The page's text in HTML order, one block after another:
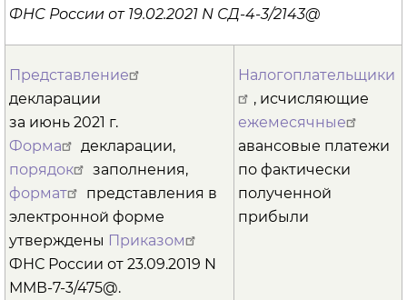
ФНС России от 19.02.2021 N СД-4-3/2143@
Представление
декларации
за июнь 2021 г.
Форма
декларации,
порядок
заполнения,
формат
представления в
электронной форме
утверждены Приказом
ФНС России от 23.09.2019 N
ММВ-7-3/475@.
Налогоплательщики
, исчисляющие
ежемесячные
авансовые платежи
по фактически
полученной
прибыли